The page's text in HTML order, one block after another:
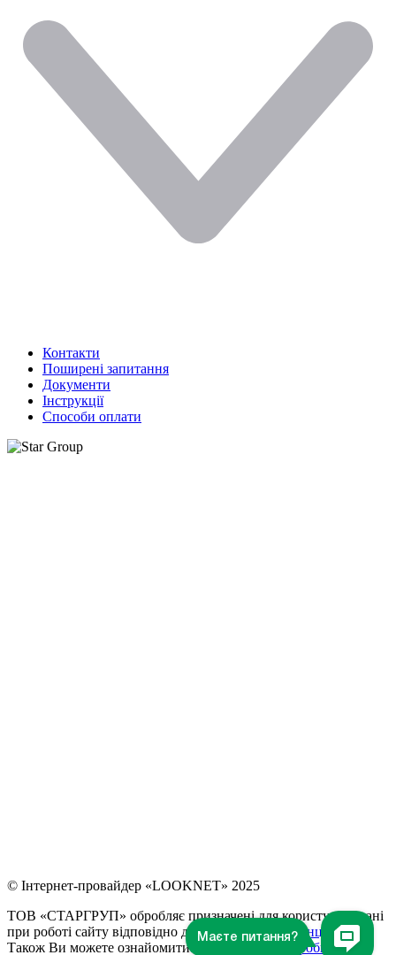
Контакти
Поширені запитання
Документи
Інструкції
Способи оплати
© Інтернет-провайдер «LOOKNET» 2025
ТОВ «СТАРГРУП» обробляє призначені для користувача дані
при роботі сайту відповідно доПолітики конфіденційності
Також Ви можете ознайомитися з
Політикою обробки